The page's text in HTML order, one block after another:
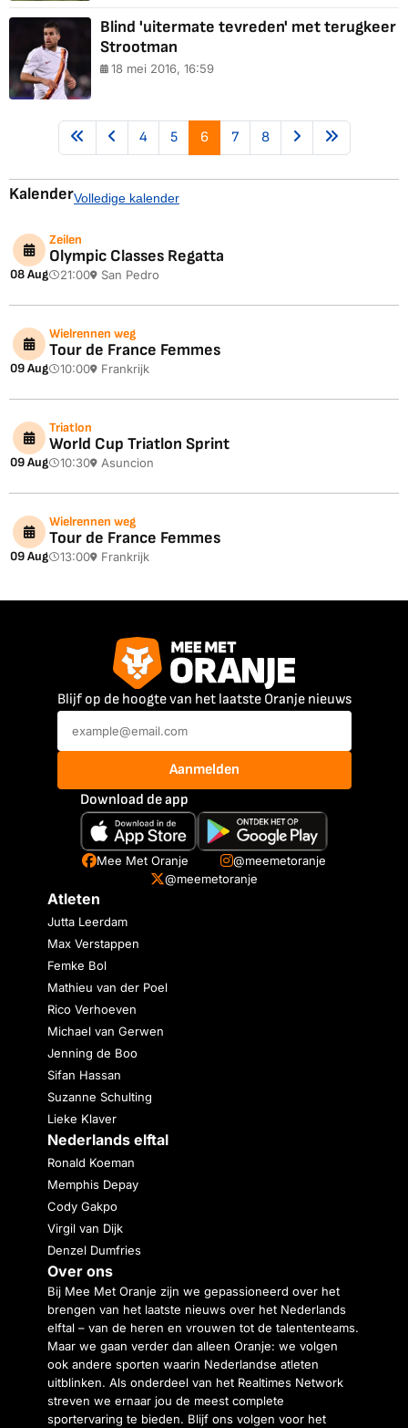
Blind 'uitermate tevreden' met terugkeer
Strootman
18 mei 2016, 16:59
4 5 6 7 8
KalenderVolledige kalender
08 Aug
Zeilen
Olympic Classes Regatta
21:00 San Pedro
09 Aug
Wielrennen weg
Tour de France Femmes
10:00 Frankrijk
09 Aug
Triatlon
World Cup Triatlon Sprint
10:30 Asuncion
09 Aug
Wielrennen weg
Tour de France Femmes
13:00 Frankrijk
Blijf op de hoogte van het laatste Oranje nieuws
Aanmelden
Download de app
Mee Met Oranje
@meemetoranje
@meemetoranje
Atleten
Jutta Leerdam
Max Verstappen
Femke Bol
Mathieu van der Poel
Rico Verhoeven
Michael van Gerwen
Jenning de Boo
Sifan Hassan
Suzanne Schulting
Lieke Klaver
Nederlands elftal
Ronald Koeman
Memphis Depay
Cody Gakpo
Virgil van Dijk
Denzel Dumfries
Over ons
Bij Mee Met Oranje zijn we gepassioneerd over het
brengen van het laatste nieuws over het Nederlands
elftal – van de heren en vrouwen tot de talententeams.
Maar we gaan verder dan alleen Oranje: we volgen
ook andere sporten waarin Nederlandse atleten
uitblinken. Als onderdeel van het Realtimes Network
streven we ernaar jou de meest complete
sportervaring te bieden. Blijf ons volgen voor het